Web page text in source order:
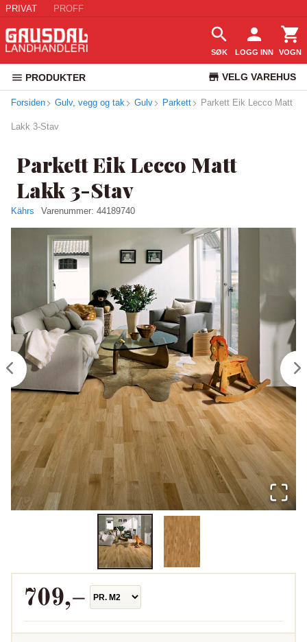
PRIVAT PROFF
SØK LOGG INN VOGN
PRODUKTER VELG VAREHUS
KUNDESERVICE
Forsiden Gulv, vegg og tak Gulv Parkett Parkett Eik Lecco Matt
Lakk 3-Stav
Parkett Eik Lecco Matt
Lakk 3-Stav
Kährs Varenummer: 44189740
709,–